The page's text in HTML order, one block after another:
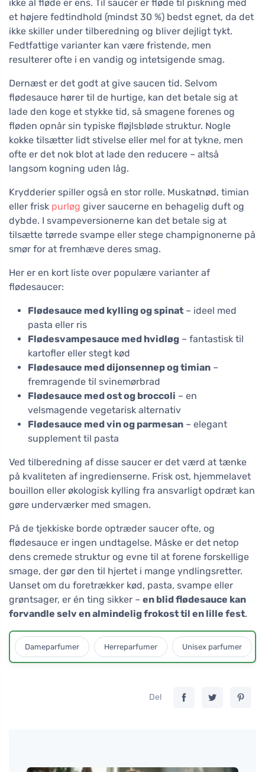
ikke al fløde er ens. Til saucer er fløde til piskning med
et højere fedtindhold (mindst 30 %) bedst egnet, da det
ikke skiller under tilberedning og bliver dejligt tykt.
Fedtfattige varianter kan være fristende, men
resulterer ofte i en vandig og intetsigende smag.
Dernæst er det godt at give saucen tid. Selvom
flødesauce hører til de hurtige, kan det betale sig at
lade den koge et stykke tid, så smagene forenes og
fløden opnår sin typiske fløjlsbløde struktur. Nogle
kokke tilsætter lidt stivelse eller mel for at tykne, men
ofte er det nok blot at lade den reducere – altså
langsom kogning uden låg.
Krydderier spiller også en stor rolle. Muskatnød, timian
eller frisk purløg giver saucerne en behagelig duft og
dybde. I svampeversionerne kan det betale sig at
tilsætte tørrede svampe eller stege champignonerne på
smør for at fremhæve deres smag.
Her er en kort liste over populære varianter af
flødesaucer:
Flødesauce med kylling og spinat – ideel med
pasta eller ris
Flødesvampesauce med hvidløg – fantastisk til
kartofler eller stegt kød
Flødesauce med dijonsennep og timian –
fremragende til svinemørbrad
Flødesauce med ost og broccoli – en
velsmagende vegetarisk alternativ
Flødesauce med vin og parmesan – elegant
supplement til pasta
Ved tilberedning af disse saucer er det værd at tænke
på kvaliteten af ingredienserne. Frisk ost, hjemmelavet
bouillon eller økologisk kylling fra ansvarligt opdræt kan
gøre underværker med smagen.
På de tjekkiske borde optræder saucer ofte, og
flødesauce er ingen undtagelse. Måske er det netop
dens cremede struktur og evne til at forene forskellige
smage, der gør den til hjertet i mange yndlingsretter.
Uanset om du foretrækker kød, pasta, svampe eller
grøntsager, er én ting sikker – en blid flødesauce kan
forvandle selv en almindelig frokost til en lille fest.
Dameparfumer Herreparfumer Unisex parfumer
Del